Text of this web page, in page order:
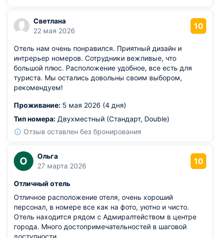
Светлана
22 мая 2026
10
Отель нам очень понравился. Приятный дизайн и
интрерьер номеров. Сотрудники вежливые, что
большой плюс. Расположение удобное, все есть для
туриста. Мы остались довольны своим выбором,
рекомендуем!
Проживание: 5 мая 2026 (4 дня)
Тип номера: Двухместный (Стандарт, Double)
Отзыв оставлен без бронирования
О
Ольга
27 марта 2026
10
Отличный отель
Отличное расположение отеля, очень хороший
персонал, в номере все как на фото, уютно и чисто.
Отель находится рядом с Адмиралтейством в центре
города. Много достопримечательностей в шаговой
доступности.